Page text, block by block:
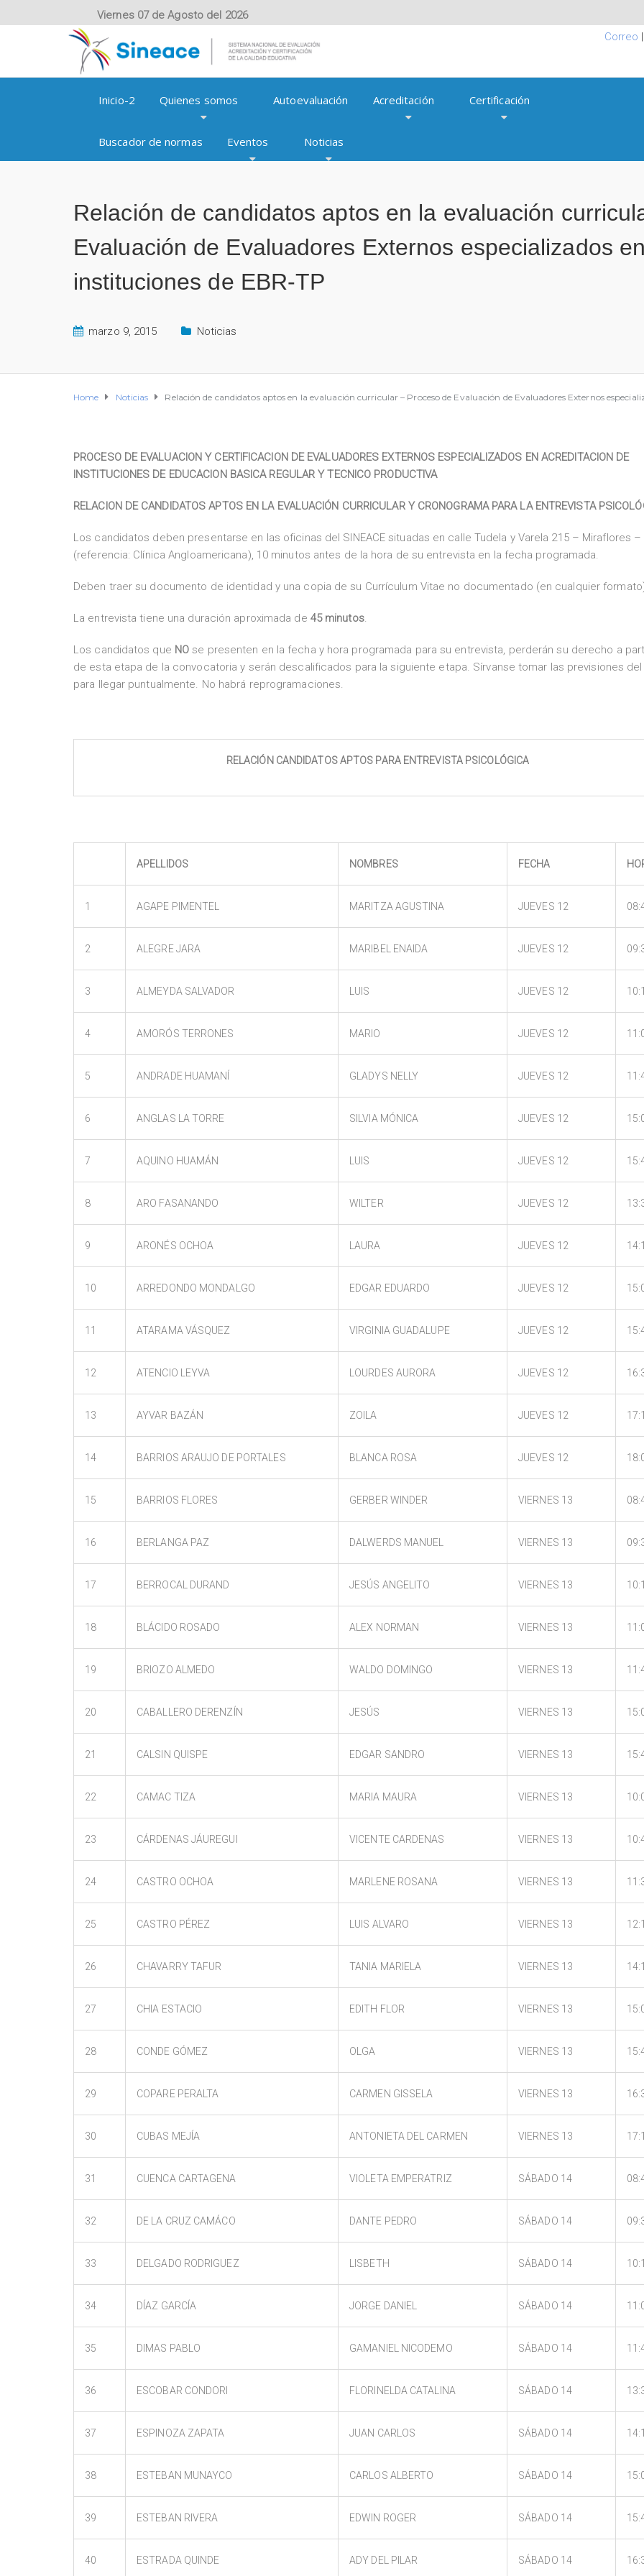
Viernes 07 de Agosto del 2026
Correo |
Inicio-2 Quienes somos Autoevaluación Acreditación Certificación
Buscador de normas Eventos Noticias
Relación de candidatos aptos en la evaluación
Evaluación de Evaluadores Externos especializados
instituciones de EBR-TP
marzo 9, 2015 Noticias
Home Noticias Relación de candidatos aptos en la evaluación curricular – Proceso de Evaluación de Evaluadores Externos
PROCESO DE EVALUACION Y CERTIFICACION DE EVALUADORES EXTERNOS ESPECIALIZADOS EN ACREDITACION DE
INSTITUCIONES DE EDUCACION BASICA REGULAR Y TECNICO PRODUCTIVA
RELACION DE CANDIDATOS APTOS EN LA EVALUACIÓN CURRICULAR Y CRONOGRAMA PARA LA ENTREVISTA
Los candidatos deben presentarse en las oficinas del SINEACE situadas en calle Tudela y Varela 215 – Miraflores –
(referencia: Clínica Angloamericana), 10 minutos antes de la hora de su entrevista en la fecha programada.
Deben traer su documento de identidad y una copia de su Currículum Vitae no documentado (en cualquier
La entrevista tiene una duración aproximada de 45 minutos.
Los candidatos que NO se presenten en la fecha y hora programada para su entrevista, perderán su derecho a
de esta etapa de la convocatoria y serán descalificados para la siguiente etapa. Sírvanse tomar las previsiones
para llegar puntualmente. No habrá reprogramaciones.
RELACIÓN CANDIDATOS APTOS PARA ENTREVISTA PSICOLÓGICA
APELLIDOS NOMBRES FECHA
1 AGAPE PIMENTEL MARITZA AGUSTINA JUEVES 12
2 ALEGRE JARA MARIBEL ENAIDA JUEVES 12
3 ALMEYDA SALVADOR LUIS JUEVES 12
4 AMORÓS TERRONES MARIO JUEVES 12
5 ANDRADE HUAMANÍ GLADYS NELLY JUEVES 12
6 ANGLAS LA TORRE SILVIA MÓNICA JUEVES 12
7 AQUINO HUAMÁN LUIS JUEVES 12
8 ARO FASANANDO WILTER JUEVES 12
9 ARONÉS OCHOA LAURA JUEVES 12
10 ARREDONDO MONDALGO EDGAR EDUARDO JUEVES 12
11 ATARAMA VÁSQUEZ VIRGINIA GUADALUPE JUEVES 12
12 ATENCIO LEYVA LOURDES AURORA JUEVES 12
13 AYVAR BAZÁN ZOILA JUEVES 12
14 BARRIOS ARAUJO DE PORTALES BLANCA ROSA JUEVES 12
15 BARRIOS FLORES GERBER WINDER VIERNES 13
16 BERLANGA PAZ DALWERDS MANUEL VIERNES 13
17 BERROCAL DURAND JESÚS ANGELITO VIERNES 13
18 BLÁCIDO ROSADO ALEX NORMAN VIERNES 13
19 BRIOZO ALMEDO WALDO DOMINGO VIERNES 13
20 CABALLERO DERENZÍN JESÚS VIERNES 13
21 CALSIN QUISPE EDGAR SANDRO VIERNES 13
22 CAMAC TIZA MARIA MAURA VIERNES 13
23 CÁRDENAS JÁUREGUI VICENTE CARDENAS VIERNES 13
24 CASTRO OCHOA MARLENE ROSANA VIERNES 13
25 CASTRO PÉREZ LUIS ALVARO VIERNES 13
26 CHAVARRY TAFUR TANIA MARIELA VIERNES 13
27 CHIA ESTACIO EDITH FLOR VIERNES 13
28 CONDE GÓMEZ OLGA VIERNES 13
29 COPARE PERALTA CARMEN GISSELA VIERNES 13
30 CUBAS MEJÍA ANTONIETA DEL CARMEN VIERNES 13
31 CUENCA CARTAGENA VIOLETA EMPERATRIZ SÁBADO 14
32 DE LA CRUZ CAMÁCO DANTE PEDRO SÁBADO 14
33 DELGADO RODRIGUEZ LISBETH SÁBADO 14
34 DÍAZ GARCÍA JORGE DANIEL SÁBADO 14
35 DIMAS PABLO GAMANIEL NICODEMO SÁBADO 14
36 ESCOBAR CONDORI FLORINELDA CATALINA SÁBADO 14
37 ESPINOZA ZAPATA JUAN CARLOS SÁBADO 14
38 ESTEBAN MUNAYCO CARLOS ALBERTO SÁBADO 14
39 ESTEBAN RIVERA EDWIN ROGER SÁBADO 14
40 ESTRADA QUINDE ADY DEL PILAR SÁBADO 14